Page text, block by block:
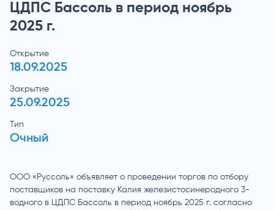
ЦДПС Бассоль в период ноябрь
2025 г.
Открытие
18.09.2025
Закрытие
25.09.2025
Тип
Очный
ООО «Руссоль» объявляет о проведении торгов по отбору
поставщиков на поставку Калия железистосинеродного 3-
водного в ЦДПС Бассоль в период ноябрь 2025 г. согласно